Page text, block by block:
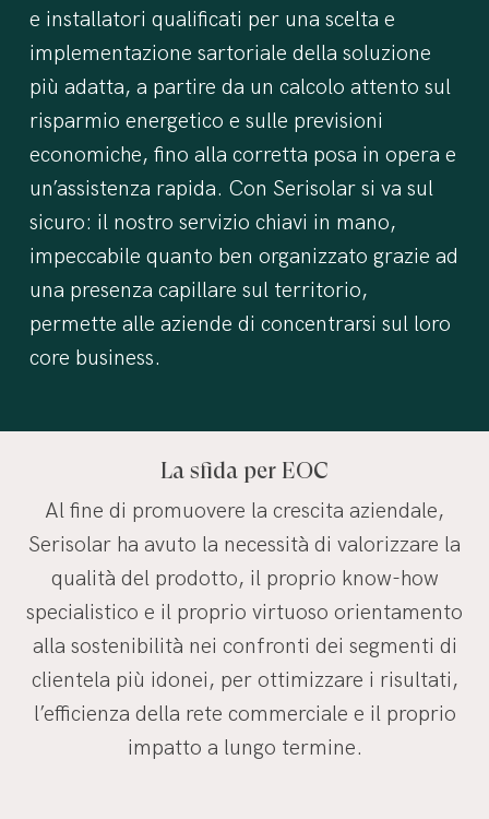
e installatori qualificati per una scelta e
implementazione sartoriale della soluzione
più adatta, a partire da un calcolo attento sul
risparmio energetico e sulle previsioni
economiche, fino alla corretta posa in opera e
un’assistenza rapida. Con Serisolar si va sul
sicuro: il nostro servizio chiavi in mano,
impeccabile quanto ben organizzato grazie ad
una presenza capillare sul territorio,
permette alle aziende di concentrarsi sul loro
core business.
La sfida per EOC
Al fine di promuovere la crescita aziendale,
Serisolar ha avuto la necessità di valorizzare la
qualità del prodotto, il proprio know-how
specialistico e il proprio virtuoso orientamento
alla sostenibilità nei confronti dei segmenti di
clientela più idonei, per ottimizzare i risultati,
l’efficienza della rete commerciale e il proprio
impatto a lungo termine.